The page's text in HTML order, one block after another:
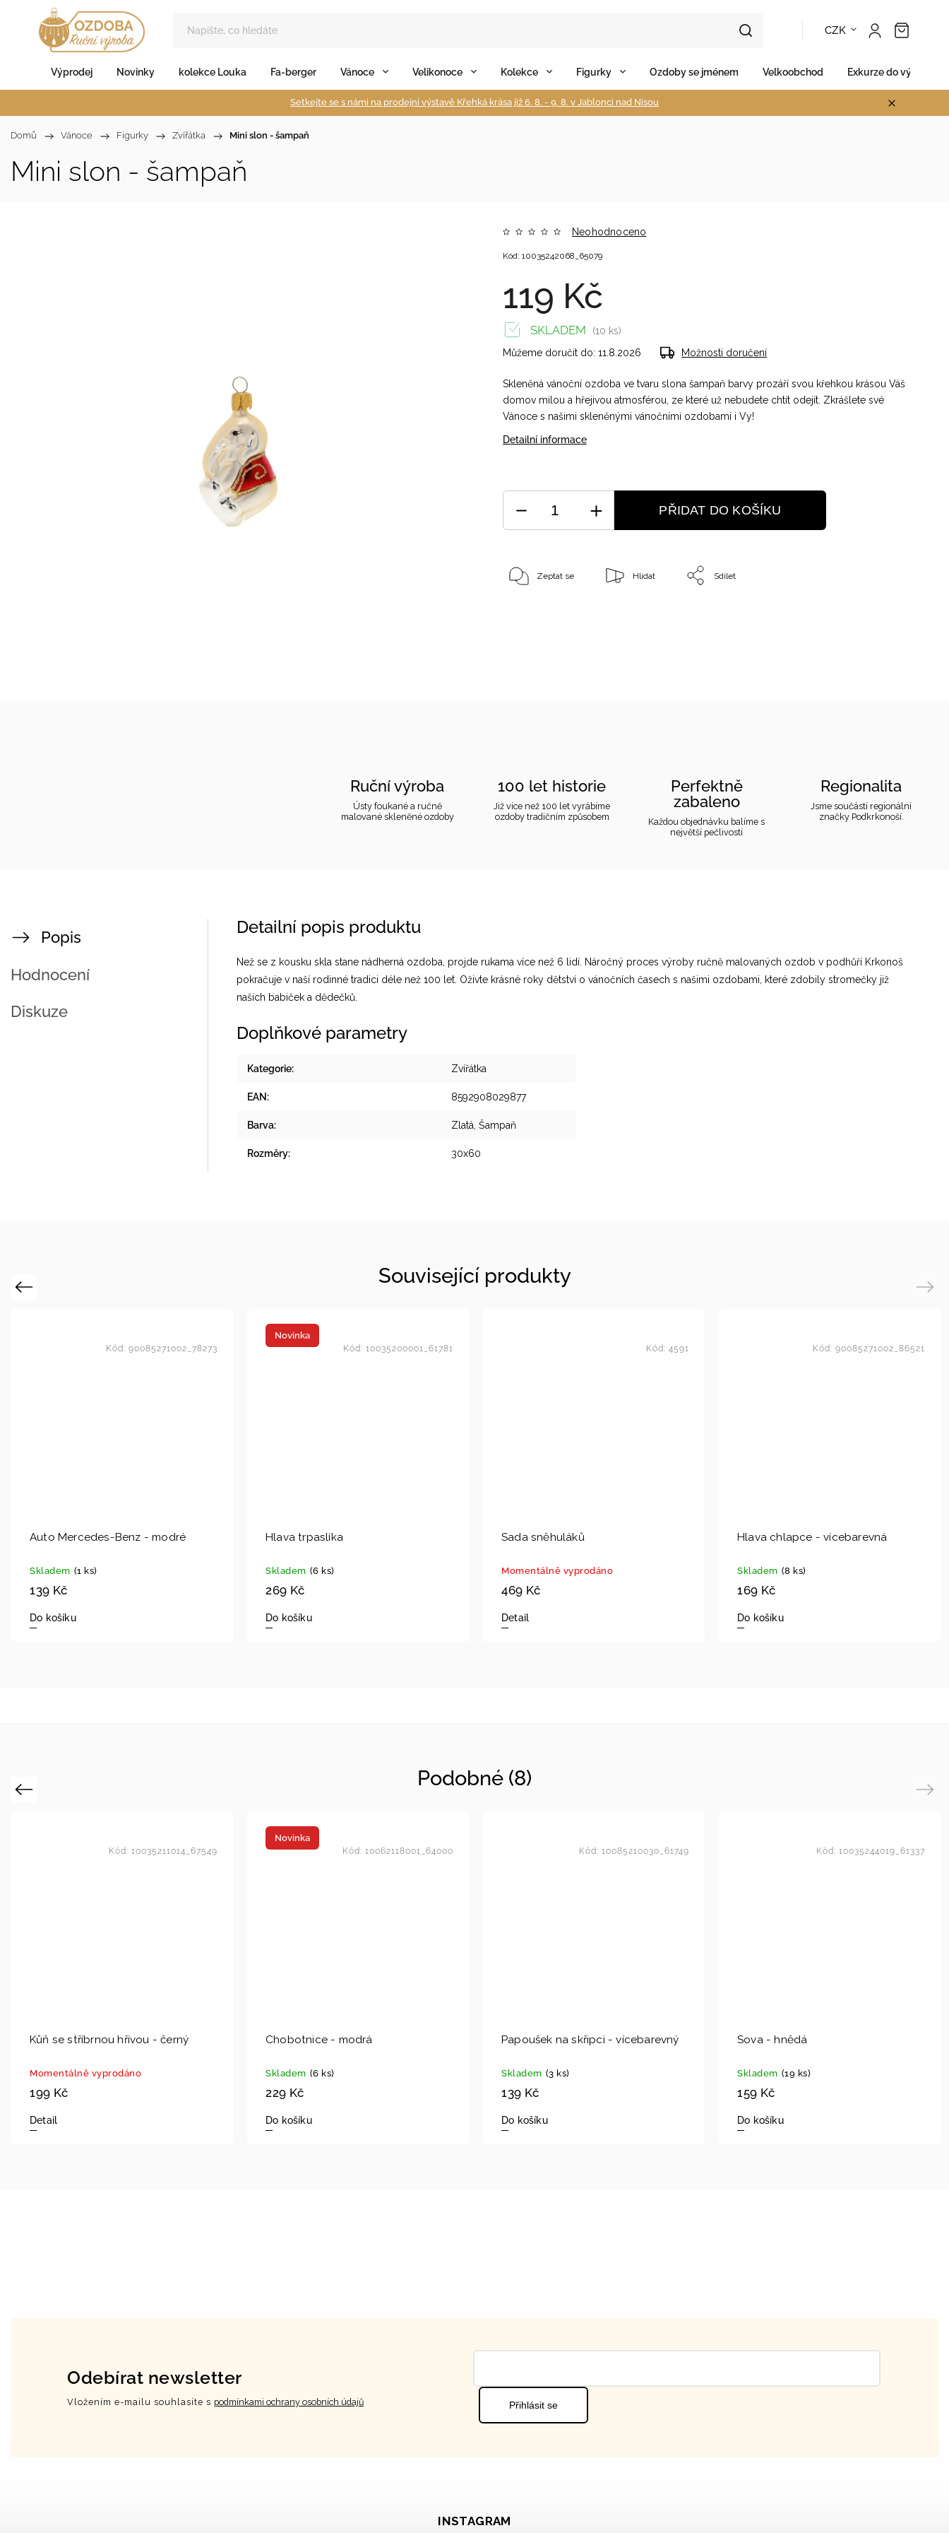
CZK
Výprodej Novinky kolekce Louka Fa-berger Vánoce Velikonoce Kolekce Figurky Ozdoby se jménem Velkoobchod Exkurze do výroby
Setkejte se s námi na prodejní výstavě Křehká krása již 6. 8. - 9. 8. v Jablonci nad Nisou
Domů / Vánoce / Figurky / Zvířátka / Mini slon - šampaň
Mini slon - šampaň
Neohodnoceno
119 Kč
Kód: 10035242068_65079
Skleněná vánoční ozdoba ve tvaru slona šampaň barvy prozáří svou křehkou krásou Váš
domov milou a hřejivou atmosférou, ze které už nebudete chtít odejít. Zkrášlete své
Vánoce s našimi skleněnými vánočními ozdobami i Vy!
Detailní informace
SKLADEM
(10 ks)
Můžeme doručit do: 11.8.2026 Možnosti doručení
PŘIDAT DO KOŠÍKU
Zeptat se Hlídat Sdílet
Ruční výroba
Ústy foukané a ručně
malované skleněné ozdoby
100 let historie
Již více než 100 let vyrábíme
ozdoby tradičním způsobem
Perfektně
zabaleno
Každou objednávku balíme s
největší pečlivostí
Regionalita
Jsme součástí regionální
značky Podkrkonoší.
Popis
Hodnocení
Diskuze
Detailní popis produktu
Než se z kousku skla stane nádherná ozdoba, projde rukama více než 6 lidí. Náročný proces výroby ručně malovaných ozdob v podhůří Krkonoš
pokračuje v naší rodinné tradici déle než 100 let. Oživte krásné roky dětství o vánočních časech s našimi ozdobami, které zdobily stromečky již
našich babiček a dědečků.
Doplňkové parametry
Kategorie: Zvířátka
EAN : 8592908029877
Barva: Zlatá, Šampaň
Rozměry: 30x60
Související produkty
Previous
Auto Mercedes-Benz - modré
Skladem (1 ks)
139 Kč
Do košíku
Kód: 90085271002_78273
Novinka
Hlava trpaslíka
Skladem (6 ks)
269 Kč
Do košíku
Kód: 10035200001_61781
Sada sněhuláků
Momentálně vyprodáno
469 Kč
Detail
Kód: 4591
Hlava chlapce - vícebarevná
Skladem (8 ks)
169 Kč
Do košíku
Kód: 90085271002_86521
Next
Podobné (8)
Previous
Kůň se stříbrnou hřívou - černý
Momentálně vyprodáno
199 Kč
Detail
Kód: 10035211014_67549
Novinka
Chobotnice - modrá
Skladem (6 ks)
229 Kč
Do košíku
Kód: 10062118001_64000
Papoušek na skřipci - vícebarevný
Skladem (3 ks)
139 Kč
Do košíku
Kód: 10085210030_61749
Sova - hnědá
Skladem (19 ks)
159 Kč
Do košíku
Kód: 10035244019_61337
Next
Odebírat newsletter
Vložením e-mailu souhlasíte s podmínkami ochrany osobních údajů Přihlásit se
INSTAGRAM